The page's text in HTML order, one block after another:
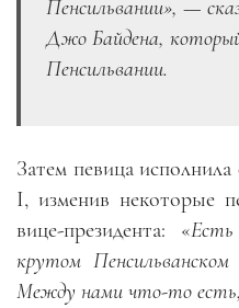
Пенсильвании», —
Джо Байдена,
Пенсильвании.
Затем певица
I, изменив некоторые
вице-президента: «
крутом
Между нами что-то